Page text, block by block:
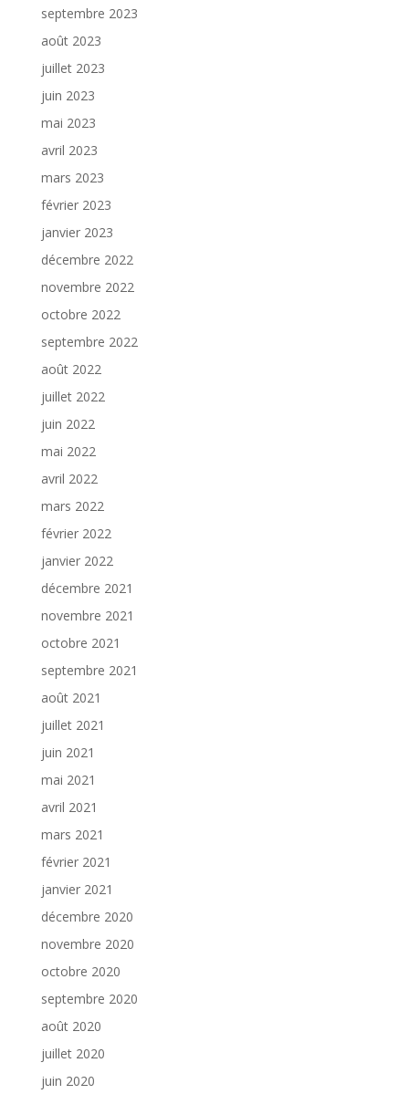
septembre 2023
août 2023
juillet 2023
juin 2023
mai 2023
avril 2023
mars 2023
février 2023
janvier 2023
décembre 2022
novembre 2022
octobre 2022
septembre 2022
août 2022
juillet 2022
juin 2022
mai 2022
avril 2022
mars 2022
février 2022
janvier 2022
décembre 2021
novembre 2021
octobre 2021
septembre 2021
août 2021
juillet 2021
juin 2021
mai 2021
avril 2021
mars 2021
février 2021
janvier 2021
décembre 2020
novembre 2020
octobre 2020
septembre 2020
août 2020
juillet 2020
juin 2020